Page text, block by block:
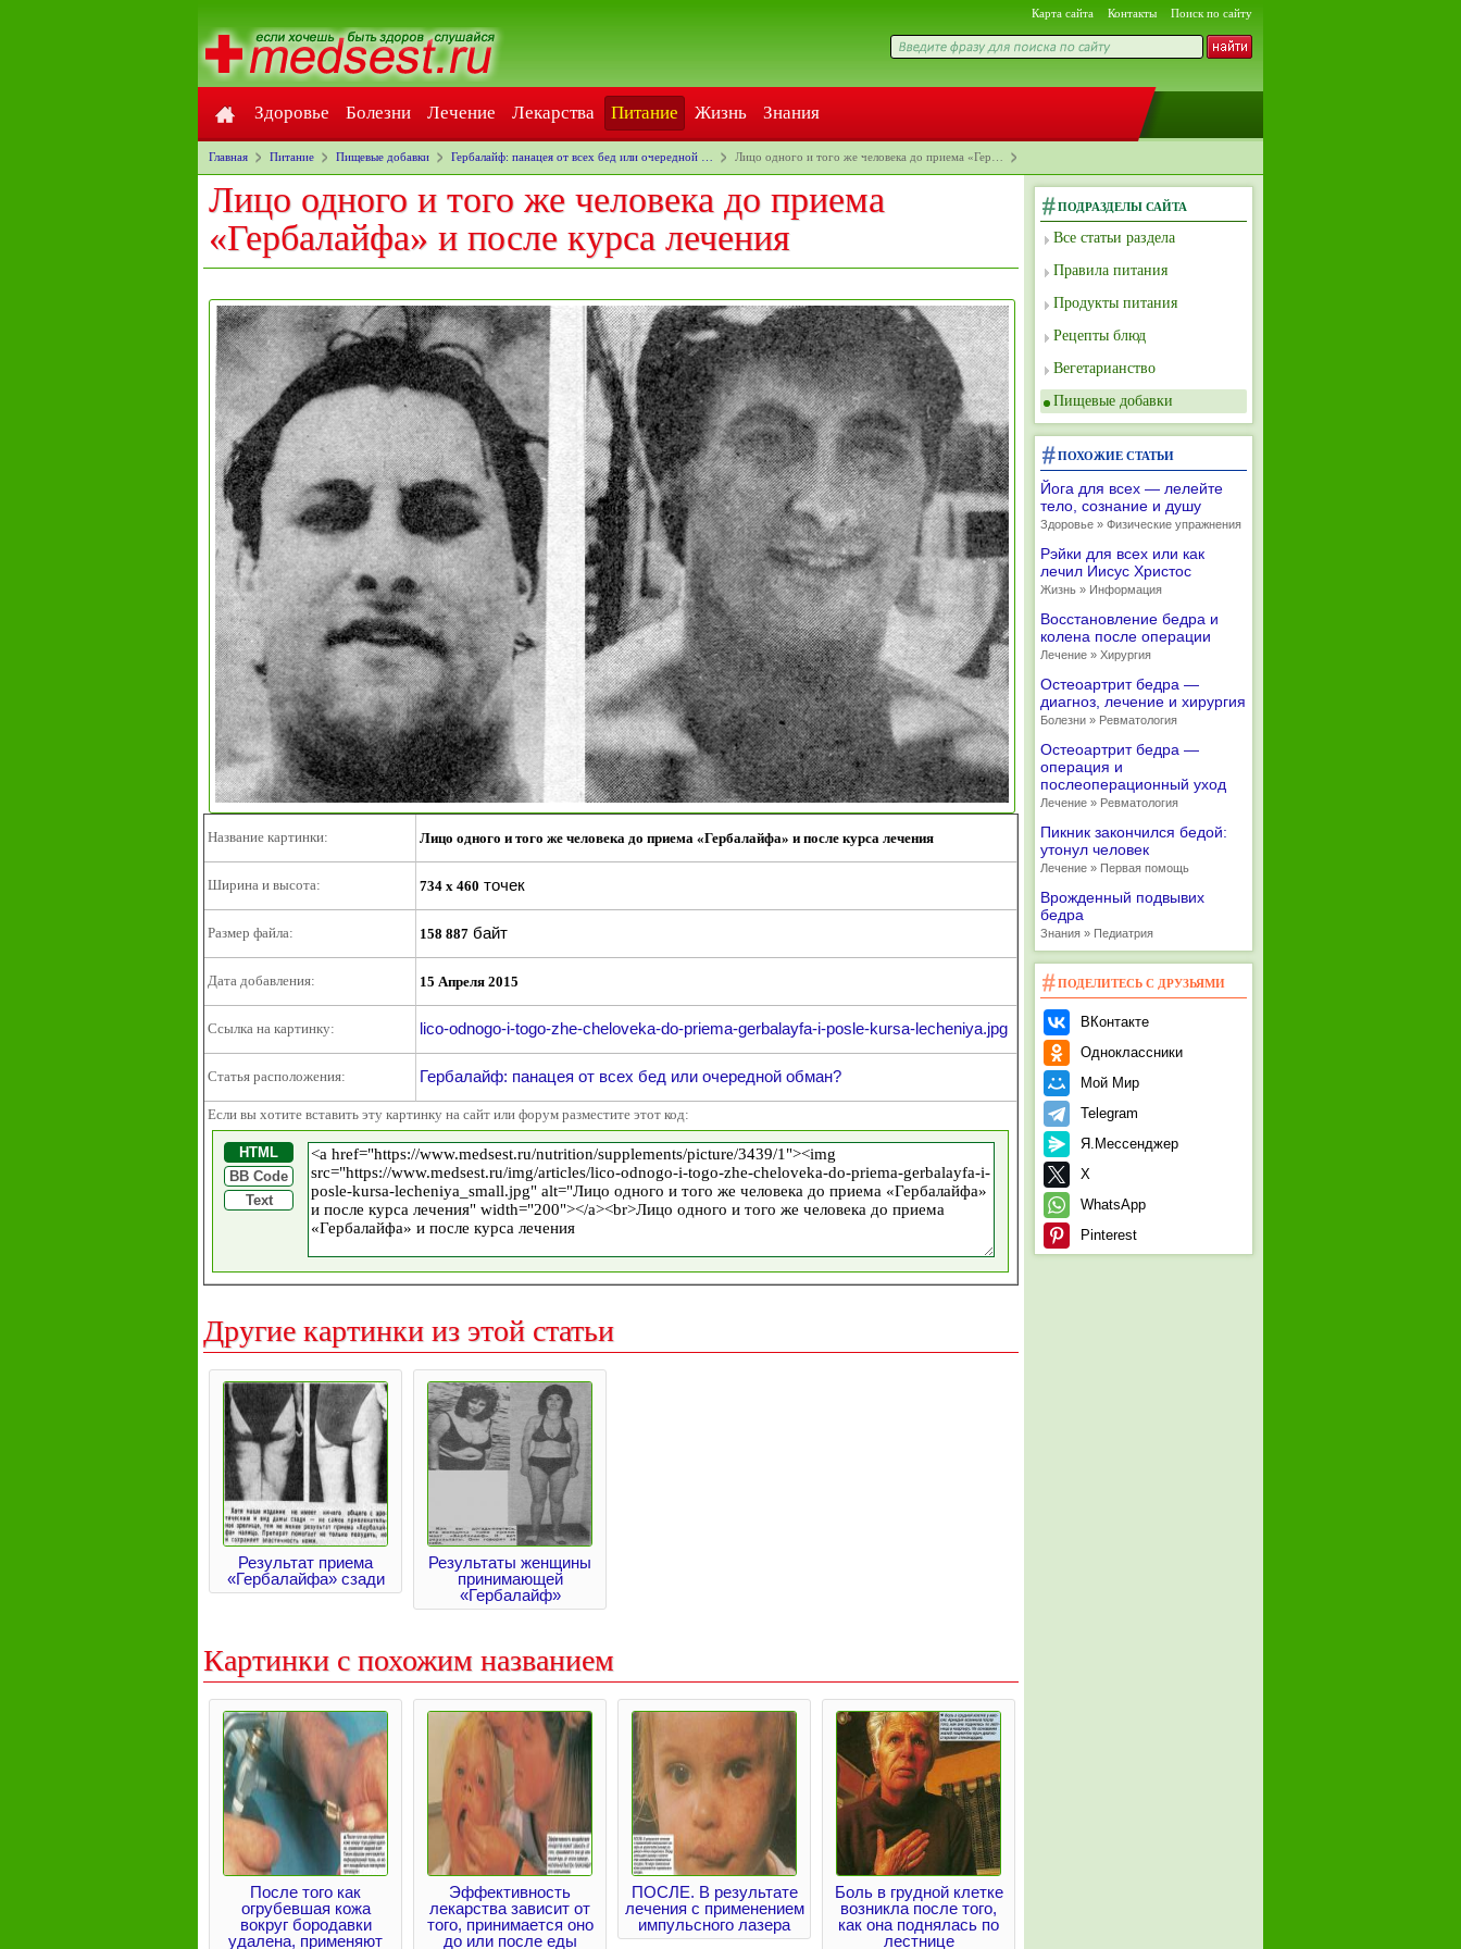
Карта сайта Контакты Поиск по сайту
Здоровье Болезни Лечение Лекарства Питание Жизнь Знания
Главная Питание Пищевые добавки Гербалайф: панацея от всех бед или очередной … Лицо одного и того же человека до приема «Гер…
Лицо одного и того же человека до приема
«Гербалайфа» и после курса лечения
Название картинки: Лицо одного и того же человека до приема «Гербалайфа» и после курса лечения
Ширина и высота: 734 x 460 точек
Размер файла: 158 887 байт
Дата добавления: 15 Апреля 2015
Ссылка на картинку: lico-odnogo-i-togo-zhe-cheloveka-do-priema-gerbalayfa-i-posle-kursa-lecheniya.jpg
Статья расположения: Гербалайф: панацея от всех бед или очередной обман?
Если вы хотите вставить эту картинку на сайт или форум разместите этот код:
HTML
BB Code
Text
Другие картинки из этой статьи
Результат приема
«Гербалайфа» сзади
Результаты женщины
принимающей
«Гербалайф»
Картинки с похожим названием
После того как
огрубевшая кожа
вокруг бородавки
удалена, применяют
Эффективность
лекарства зависит от
того, принимается оно
до или после еды
ПОСЛЕ. В результате
лечения с применением
импульсного лазера
Боль в грудной клетке
возникла после того,
как она поднялась по
лестнице
ПОДРАЗДЕЛЫ САЙТА
Все статьи раздела
Правила питания
Продукты питания
Рецепты блюд
Вегетарианство
Пищевые добавки
ПОХОЖИЕ СТАТЬИ
Йога для всех — лелейте
тело, сознание и душу
Здоровье » Физические упражнения
Рэйки для всех или как
лечил Иисус Христос
Жизнь » Информация
Восстановление бедра и
колена после операции
Лечение » Хирургия
Остеоартрит бедра —
диагноз, лечение и хирургия
Болезни » Ревматология
Остеоартрит бедра —
операция и
послеоперационный уход
Лечение » Ревматология
Пикник закончился бедой:
утонул человек
Лечение » Первая помощь
Врожденный подвывих
бедра
Знания » Педиатрия
ПОДЕЛИТЕСЬ С ДРУЗЬЯМИ
ВКонтакте
Одноклассники
Мой Мир
Telegram
Я.Мессенджер
X
WhatsApp
Pinterest